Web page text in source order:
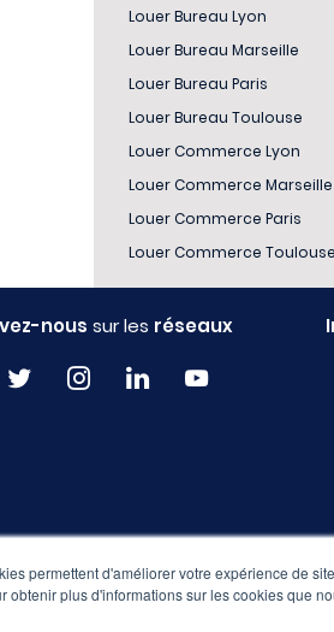
permettent d'améliorer votre expérience de
plus d'informations sur les cookies que
Louer Bureau Lyon
Louer Bureau Marseille
Louer Bureau Paris
Louer Bureau Toulouse
Louer Commerce Lyon
Louer Commerce Marseille
Louer Commerce Paris
Louer Commerce Toulouse
nous sur les réseaux